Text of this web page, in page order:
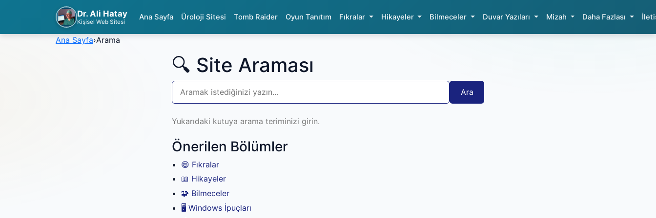
Dr. Ali Hatay
Kişisel Web Sitesi
Ana Sayfa Üroloji Sitesi Tomb Raider Oyun Tanıtım Fıkralar Hikayeler Bilmeceler Duvar Yazıları Mizah Daha Fazlası
Ana Sayfa›Arama
🔍 Site Araması
Ara
Yukarıdaki kutuya arama teriminizi girin.
Önerilen Bölümler
😄 Fıkralar
📖 Hikayeler
🧩 Bilmeceler
🖥️ Windows İpuçları